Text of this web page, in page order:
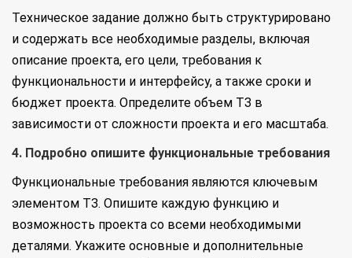
Техническое задание должно быть структурировано
и содержать все необходимые разделы, включая
описание проекта, его цели, требования к
функциональности и интерфейсу, а также сроки и
бюджет проекта. Определите объем ТЗ в
зависимости от сложности проекта и его масштаба.
4. Подробно опишите функциональные требования
Функциональные требования являются ключевым
элементом ТЗ. Опишите каждую функцию и
возможность проекта со всеми необходимыми
деталями. Укажите основные и дополнительные